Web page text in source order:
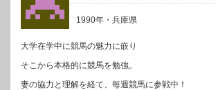
1990年・兵庫県
大学在学中に競馬の魅力に嵌り
そこから本格的に競馬を勉強。
妻の協力と理解を経て、毎週競馬に参戦中！